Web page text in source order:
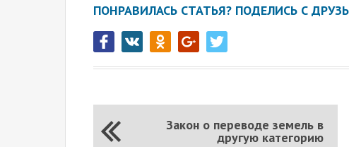
ПОНРАВИЛАСЬ СТАТЬЯ? ПОДЕЛИСЬ С
Закон о переводе земель в
другую категорию